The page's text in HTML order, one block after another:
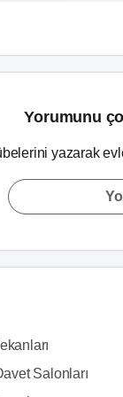
Yorumunu
yazarak
Salonları